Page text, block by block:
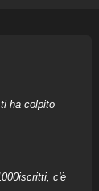
ha colpito
c'è